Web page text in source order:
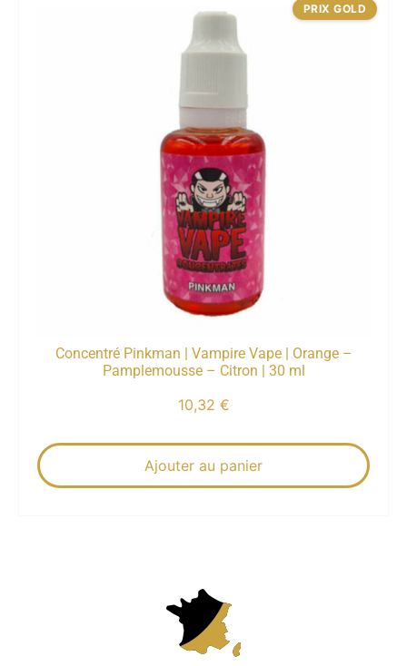
Concentré Pinkman | Vampire Vape | Orange –
Pamplemousse – Citron | 30 ml
10,32 €
Ajouter au panier
PRIX GOLD